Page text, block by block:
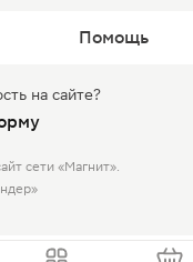
Помощь
на сайте?
сети «Магнит».